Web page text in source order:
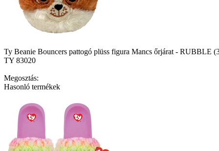
Ty Beanie Bouncers pattogó plüss figura Mancs őrjárat - RUBBLE
TY 83020
Megosztás:
Hasonló termékek